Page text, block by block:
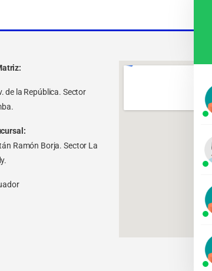
de la República. Sector
Ramón Borja. Sector La